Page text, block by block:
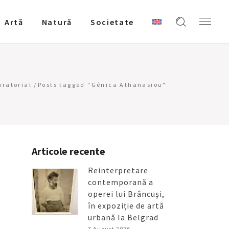
Artǎ Natură Societate
/ Posts tagged "Génica Athanasiou"
Articole recente
Reinterpretare
contemporană a
operei lui Brâncuși,
în expoziție de artă
urbană la Belgrad